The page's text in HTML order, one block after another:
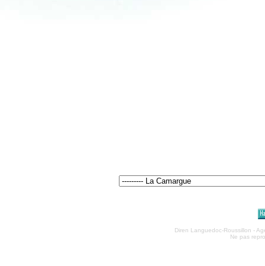
Diren Languedoc-Roussillon -
Ne pas